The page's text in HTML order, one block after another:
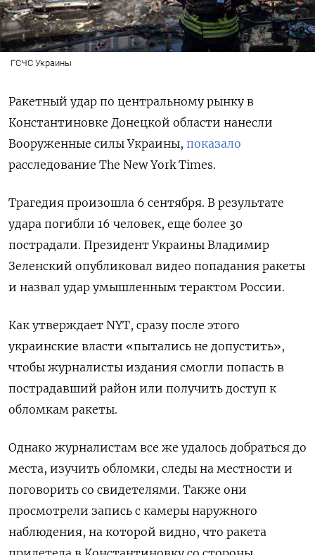
ГСЧС Украины
Ракетный удар по центральному рынку в
Константиновке Донецкой области нанесли
Вооруженные силы Украины, показало
расследование The New York Times.
Трагедия произошла 6 сентября. В результате
удара погибли 16 человек, еще более 30
пострадали. Президент Украины Владимир
Зеленский опубликовал видео попадания ракеты
и назвал удар умышленным терактом России.
Как утверждает NYT, сразу после этого
украинские власти «пытались не допустить»,
чтобы журналисты издания смогли попасть в
пострадавший район или получить доступ к
обломкам ракеты.
Однако журналистам все же удалось добраться до
места, изучить обломки, следы на местности и
поговорить со свидетелями. Также они
просмотрели запись с камеры наружного
наблюдения, на которой видно, что ракета